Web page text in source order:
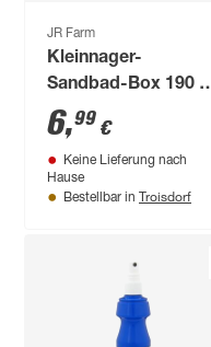
JR Farm
Kleinnager-
Sandbad-Box 190 x
120 x 80 mm
6,99 €
Keine Lieferung nach
Hause
Bestellbar in Troisdorf